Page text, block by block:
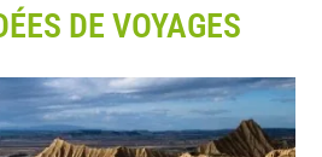
DE VOYAGES